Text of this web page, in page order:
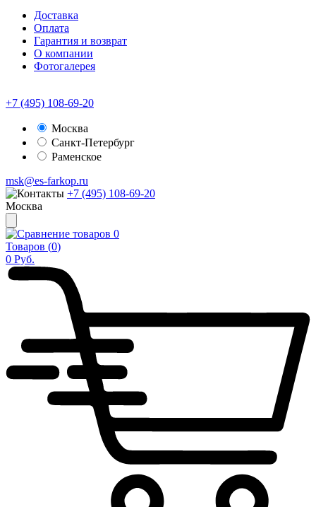
Доставка
Оплата
Гарантия и возврат
О компании
Фотогалерея
+7 (495) 108-69-20
Москва
Санкт-Петербург
Раменское
msk@es-farkop.ru
+7 (495) 108-69-20
Москва
0
Товаров (0)
0 Руб.